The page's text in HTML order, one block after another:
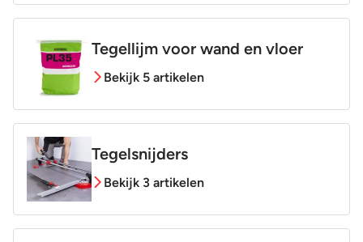
Tegellijm voor wand en vloer
Bekijk 5 artikelen
Tegelsnijders
Bekijk 3 artikelen